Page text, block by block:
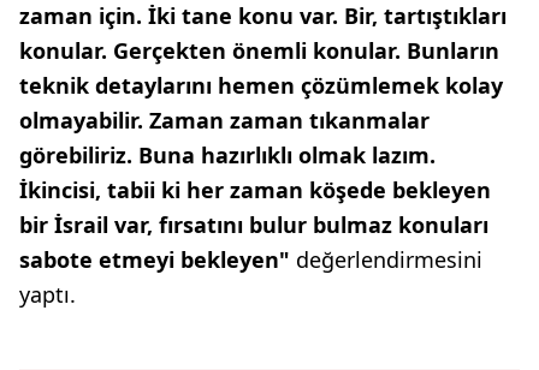
zaman için. İki tane konu var. Bir, tartıştıkları
konular. Gerçekten önemli konular. Bunların
teknik detaylarını hemen çözümlemek kolay
olmayabilir. Zaman zaman tıkanmalar
görebiliriz. Buna hazırlıklı olmak lazım.
İkincisi, tabii ki her zaman köşede bekleyen
bir İsrail var, fırsatını bulur bulmaz konuları
sabote etmeyi bekleyen" değerlendirmesini
yaptı.